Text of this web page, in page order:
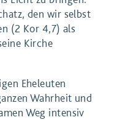
den wir selbst
(2 Kor 4,7) als
Kirche
Eheleuten
Wahrheit und
Weg intensiv